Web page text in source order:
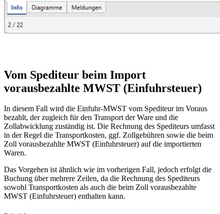
Vom Spediteur beim Import
vorausbezahlte MWST (Einfuhrsteuer)
In diesem Fall wird die Einfuhr-MWST vom Spediteur im Voraus
bezahlt, der zugleich für den Transport der Ware und die
Zollabwicklung zuständig ist. Die Rechnung des Spediteurs umfasst
in der Regel die Transportkosten, ggf. Zollgebühren sowie die beim
Zoll vorausbezahlte MWST (Einfuhrsteuer) auf die importierten
Waren.
Das Vorgehen ist ähnlich wie im vorherigen Fall, jedoch erfolgt die
Buchung über mehrere Zeilen, da die Rechnung des Spediteurs
sowohl Transportkosten als auch die beim Zoll vorausbezahlte
MWST (Einfuhrsteuer) enthalten kann.